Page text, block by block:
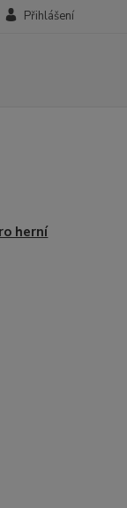
Přihlášení
herní